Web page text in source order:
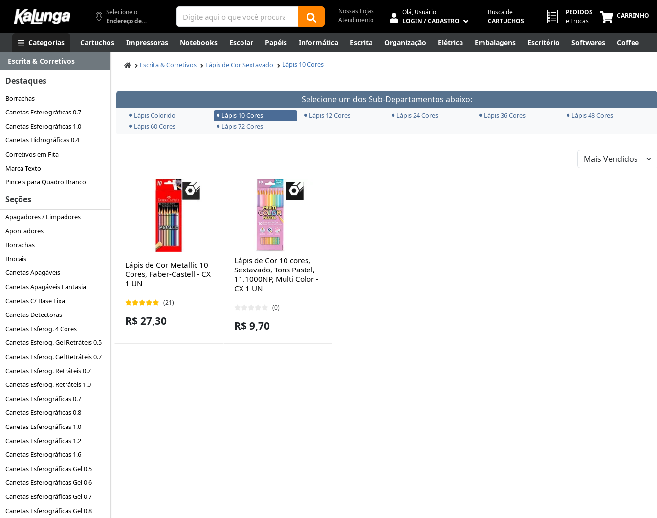
Selecione o
Endereço de entrega
Nossas Lojas
Atendimento
Olá, Usuário
LOGIN / CADASTRO
Busca de
CARTUCHOS
PEDIDOS
e Trocas
CARRINHO
Categorias Cartuchos Impressoras Notebooks Escolar Papéis Informática Escrita Organização Elétrica Embalagens Escritório Softwares Coffee
Apresentação Artes Gamers Higiene Mídias Envelopes Rede
Canetas Luxo
Outlet
Escrita & Corretivos
Destaques
Borrachas
Canetas Esferográficas 0.7
Canetas Esferográficas 1.0
Canetas Hidrográficas 0.4
Corretivos em Fita
Marca Texto
Pincéis para Quadro Branco
Seções
Apagadores / Limpadores
Apontadores
Borrachas
Brocais
Canetas Apagáveis
Canetas Apagáveis Fantasia
Canetas C/ Base Fixa
Canetas Detectoras
Canetas Esferog. 4 Cores
Canetas Esferog. Gel Retráteis 0.5
Canetas Esferog. Gel Retráteis 0.7
Canetas Esferog. Retráteis 0.7
Canetas Esferog. Retráteis 1.0
Canetas Esferográficas 0.7
Canetas Esferográficas 0.8
Canetas Esferográficas 1.0
Canetas Esferográficas 1.2
Canetas Esferográficas 1.6
Canetas Esferográficas Gel 0.5
Canetas Esferográficas Gel 0.6
Canetas Esferográficas Gel 0.7
Canetas Esferográficas Gel 0.8
Escrita & Corretivos Lápis de Cor Sextavado Lápis 10 Cores
Selecione um dos Sub-Departamentos abaixo:
Lápis Colorido Lápis 10 Cores Lápis 12 Cores Lápis 24 Cores Lápis 36 Cores
Lápis 48 Cores
Lápis 60 Cores
Lápis 72 Cores
Lápis de Cor Metallic 10
Cores, Faber-Castell - CX
1 UN
(21)
R$ 27,30
Lápis de Cor 10 cores,
Sextavado, Tons Pastel,
11.1000NP, Multi Color -
CX 1 UN
(0)
R$ 9,70